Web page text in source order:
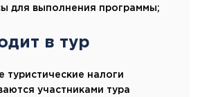
для выполнения программы;
в тур
туристические налоги
участниками тура